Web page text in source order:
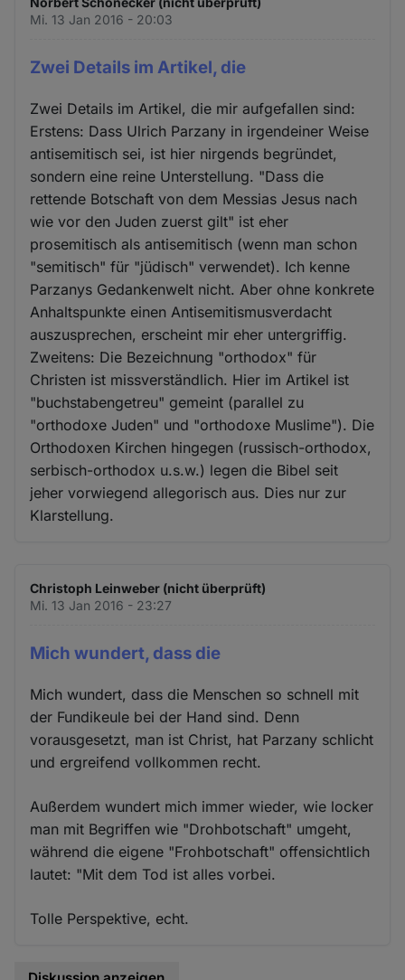
Mi. 13 Jan 2016 - 20:03
Zwei Details im Artikel, die
Zwei Details im Artikel, die mir aufgefallen sind:
Erstens: Dass Ulrich Parzany in irgendeiner Weise
antisemitisch sei, ist hier nirgends begründet,
sondern eine reine Unterstellung. "Dass die
rettende Botschaft von dem Messias Jesus nach
wie vor den Juden zuerst gilt" ist eher
prosemitisch als antisemitisch (wenn man schon
"semitisch" für "jüdisch" verwendet). Ich kenne
Parzanys Gedankenwelt nicht. Aber ohne konkrete
Anhaltspunkte einen Antisemitismusverdacht
auszusprechen, erscheint mir eher untergriffig.
Zweitens: Die Bezeichnung "orthodox" für
Christen ist missverständlich. Hier im Artikel ist
"buchstabengetreu" gemeint (parallel zu
"orthodoxe Juden" und "orthodoxe Muslime"). Die
Orthodoxen Kirchen hingegen (russisch-orthodox,
serbisch-orthodox u.s.w.) legen die Bibel seit
jeher vorwiegend allegorisch aus. Dies nur zur
Klarstellung.
Christoph Leinweber (nicht überprüft)
Mi. 13 Jan 2016 - 23:27
Mich wundert, dass die
Mich wundert, dass die Menschen so schnell mit
der Fundikeule bei der Hand sind. Denn
vorausgesetzt, man ist Christ, hat Parzany schlicht
und ergreifend vollkommen recht.
Außerdem wundert mich immer wieder, wie locker
man mit Begriffen wie "Drohbotschaft" umgeht,
während die eigene "Frohbotschaft" offensichtlich
lautet: "Mit dem Tod ist alles vorbei.
Tolle Perspektive, echt.